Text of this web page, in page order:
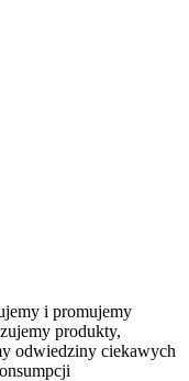
i promujemy
produkty,
odwiedziny ciekawych